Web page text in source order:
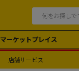
マーケットプレイス
店舗サービス